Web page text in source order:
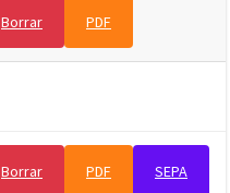
Borrar PDF
Borrar PDF SEPA